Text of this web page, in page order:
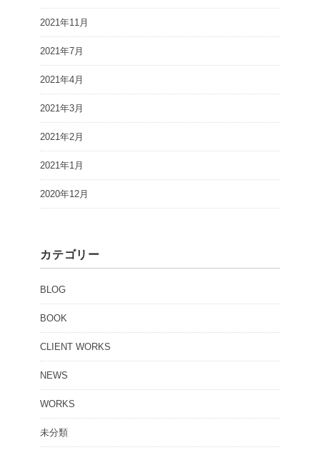
2021年11月
2021年7月
2021年4月
2021年3月
2021年2月
2021年1月
2020年12月
カテゴリー
BLOG
BOOK
CLIENT WORKS
NEWS
WORKS
未分類